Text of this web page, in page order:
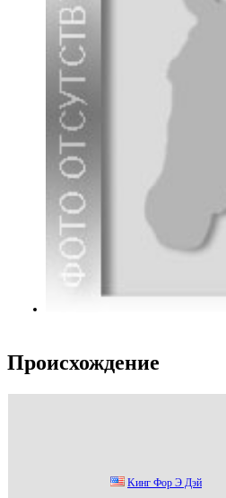
Происхождение
Kинг Фoр Э Дэй